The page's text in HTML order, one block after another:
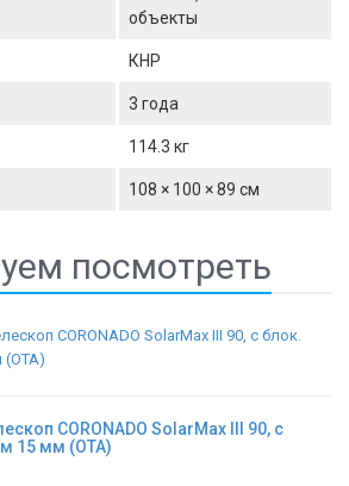
объекты
КНР
3 года
114.3 кг
108 × 100 × 89 см
посмотреть
CORONADO SolarMax III 90, с
15 мм (OTA)